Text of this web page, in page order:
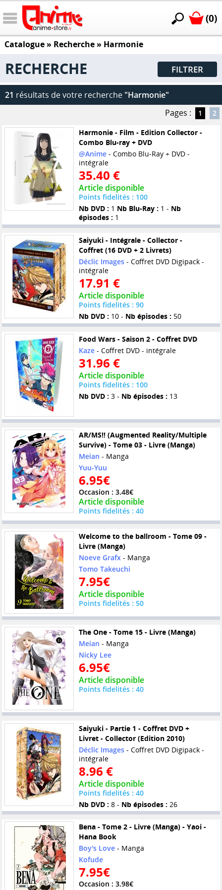
(0)
Catalogue» Recherche » Harmonie
RECHERCHE FILTRER
21 résultats de votre recherche "Harmonie"
Pages :
1 2
Harmonie - Film - Edition Collector -
Combo Blu-ray + DVD
@Anime- Combo Blu-Ray + DVD -
intégrale
35.40 €
Article disponible
Points fidelités : 100
Nb DVD : 1 Nb Blu-Ray : 1 - Nb
épisodes : 1
Saiyuki - Intégrale - Collector -
Coffret (16 DVD + 2 Livrets)
Déclic Images- Coffret DVD Digipack -
intégrale
17.91 €
Article disponible
Points fidelités : 90
Nb DVD : 10 - Nb épisodes : 50
Food Wars - Saison 2 - Coffret DVD
Kaze- Coffret DVD - intégrale
31.96 €
Article disponible
Points fidelités : 100
Nb DVD : 3 - Nb épisodes : 13
AR/MS!! (Augmented Reality/Multiple
Survive) - Tome 03 - Livre (Manga)
Meian - Manga
Yuu-Yuu
6.95€
Occasion : 3.48€
Article disponible
Points fidelités : 40
Welcome to the ballroom - Tome 09 -
Livre (Manga)
Noeve Grafx- Manga
Tomo Takeuchi
7.95€
Article disponible
Points fidelités : 50
The One - Tome 15 - Livre (Manga)
Meian - Manga
Nicky Lee
6.95€
Article disponible
Points fidelités : 40
Saiyuki - Partie 1 - Coffret DVD +
Livret - Collector (Edition 2010)
Déclic Images- Coffret DVD Digipack -
intégrale
8.96 €
Article disponible
Points fidelités : 40
Nb DVD : 8 - Nb épisodes : 26
Bena - Tome 2 - Livre (Manga) - Yaoi -
Hana Book
Boy's Love- Manga
Kofude
7.95€
Occasion : 3.98€